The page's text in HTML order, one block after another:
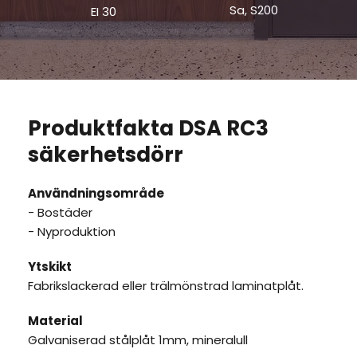
EI 30 Sa, S200
Produktfakta DSA RC3
säkerhetsdörr
Användningsområde
- Bostäder
- Nyproduktion
Ytskikt
Fabrikslackerad eller trälmönstrad laminatplåt.
Material
Galvaniserad stålplåt 1mm, mineralull